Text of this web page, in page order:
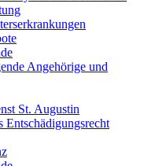
Angehörige und
St. Augustin
Entschädigungsrecht